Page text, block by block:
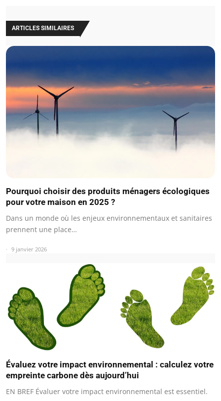
ARTICLES SIMILAIRES
Pourquoi choisir des produits ménagers écologiques
pour votre maison en 2025 ?
Dans un monde où les enjeux environnementaux et sanitaires
prennent une place…
9 janvier 2026
Évaluez votre impact environnemental : calculez votre
empreinte carbone dès aujourd’hui
EN BREF Évaluer votre impact environnemental est essentiel.